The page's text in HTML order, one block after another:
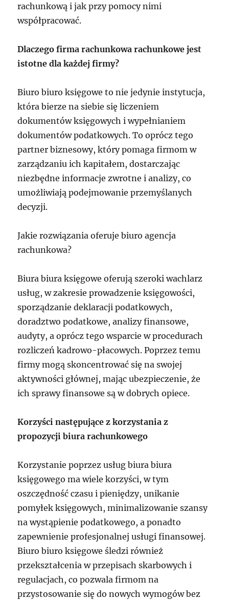
rachunkową i jak przy pomocy nimi
współpracować.
Dlaczego firma rachunkowa rachunkowe jest
istotne dla każdej firmy?
Biuro biuro księgowe to nie jedynie instytucja,
która bierze na siebie się liczeniem
dokumentów księgowych i wypełnianiem
dokumentów podatkowych. To oprócz tego
partner biznesowy, który pomaga firmom w
zarządzaniu ich kapitałem, dostarczając
niezbędne informacje zwrotne i analizy, co
umożliwiają podejmowanie przemyślanych
decyzji.
Jakie rozwiązania oferuje biuro agencja
rachunkowa?
Biura biura księgowe oferują szeroki wachlarz
usług, w zakresie prowadzenie księgowości,
sporządzanie deklaracji podatkowych,
doradztwo podatkowe, analizy finansowe,
audyty, a oprócz tego wsparcie w procedurach
rozliczeń kadrowo-płacowych. Poprzez temu
firmy mogą skoncentrować się na swojej
aktywności głównej, mając ubezpieczenie, że
ich sprawy finansowe są w dobrych opiece.
Korzyści następujące z korzystania z
propozycji biura rachunkowego
Korzystanie poprzez usług biura biura
księgowego ma wiele korzyści, w tym
oszczędność czasu i pieniędzy, unikanie
pomyłek księgowych, minimalizowanie szansy
na wystąpienie podatkowego, a ponadto
zapewnienie profesjonalnej usługi finansowej.
Biuro biuro księgowe śledzi również
przekształcenia w przepisach skarbowych i
regulacjach, co pozwala firmom na
przystosowanie się do nowych wymogów bez